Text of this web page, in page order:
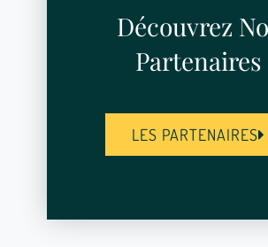
Découvrez
Partenaires
LES PARTENAIRES